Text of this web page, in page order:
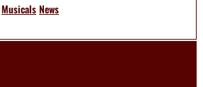
MusicalsNews